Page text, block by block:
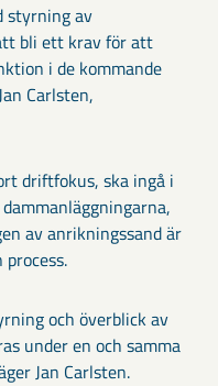
styrning av
bli ett krav för att
i de kommande
Carlsten,
driftfokus, ska ingå i
av anrikningssand är
och överblick av
under en och samma
Jan Carlsten.